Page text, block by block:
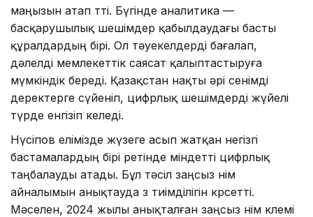
маңызын атап өтті. Бүгінде аналитика —
басқарушылық шешімдер қабылдаудағы басты
құралдардың бірі. Ол тәуекелдерді бағалап,
дәлелді мемлекеттік саясат қалыптастыруға
мүмкіндік береді. Қазақстан нақты әрі сенімді
деректерге сүйеніп, цифрлық шешімдерді жүйелі
түрде енгізіп келеді.
Нүсіпов елімізде жүзеге асып жатқан негізгі
бастамалардың бірі ретінде міндетті цифрлық
таңбалауды атады. Бұл тәсіл заңсыз өнім
айналымын анықтауда өз тиімділігін көрсетті.
Мәселен, 2024 жылы анықталған заңсыз өнім көлемі